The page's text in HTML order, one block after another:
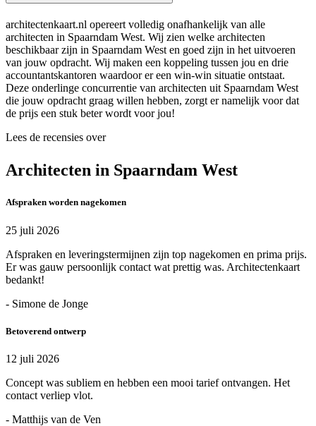
architectenkaart.nl opereert volledig onafhankelijk van alle
architecten in Spaarndam West. Wij zien welke architecten
beschikbaar zijn in Spaarndam West en goed zijn in het uitvoeren
van jouw opdracht. Wij maken een koppeling tussen jou en drie
accountantskantoren waardoor er een win-win situatie ontstaat.
Deze onderlinge concurrentie van architecten uit Spaarndam West
die jouw opdracht graag willen hebben, zorgt er namelijk voor dat
de prijs een stuk beter wordt voor jou!
Lees de recensies over
Architecten in Spaarndam West
Afspraken worden nagekomen
25 juli 2026
Afspraken en leveringstermijnen zijn top nagekomen en prima prijs.
Er was gauw persoonlijk contact wat prettig was. Architectenkaart
bedankt!
- Simone de Jonge
Betoverend ontwerp
12 juli 2026
Concept was subliem en hebben een mooi tarief ontvangen. Het
contact verliep vlot.
- Matthijs van de Ven